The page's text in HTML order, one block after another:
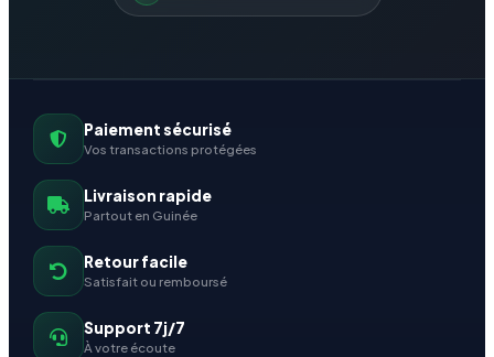
Paiement sécurisé
Vos transactions protégées
Livraison rapide
Partout en Guinée
Retour facile
Satisfait ou remboursé
Support 7j/7
À votre écoute